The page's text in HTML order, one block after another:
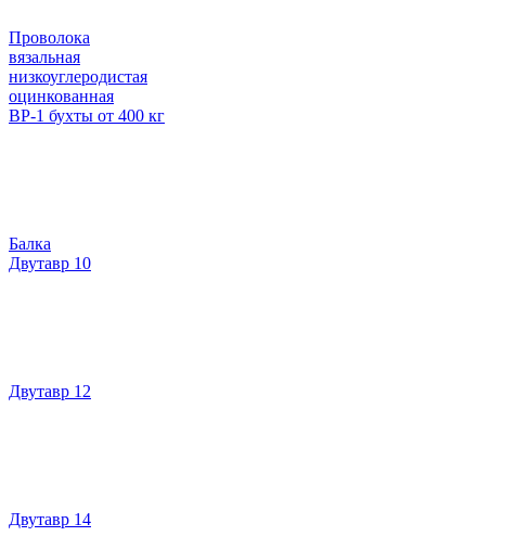
Проволока
вязальная
низкоуглеродистая
оцинкованная
ВР-1 бухты от 400 кг
Балка
Двутавр 10
Двутавр 12
Двутавр 14